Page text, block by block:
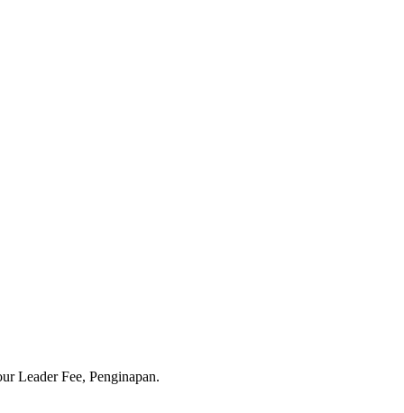
Leader Fee, Penginapan.